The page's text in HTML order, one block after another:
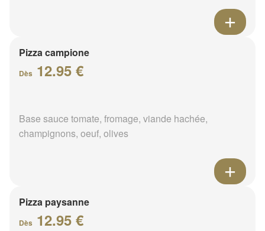
Pizza campione
Dès 12.95 €
Base sauce tomate, fromage, viande hachée,
champignons, oeuf, olives
Pizza paysanne
Dès 12.95 €